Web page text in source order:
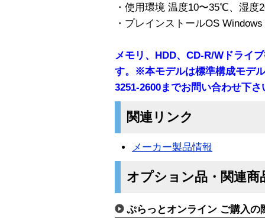
・使用環境 温度10〜35℃、湿度
・プレインストールOS
メモリ、HDD、CD-R/Wドライ
す。※本モデルは標準構成モ
3251-2600までお問い合わせ下さ
関連リンク
メーカー製品情報
オプション品・関連商
ぷらっとオンライン ご購入の